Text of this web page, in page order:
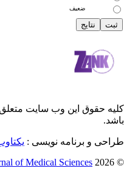
ضعیف
این وب سایت متعلق به مجله
نویسی :یکتاوب افزار
Journal of Medical